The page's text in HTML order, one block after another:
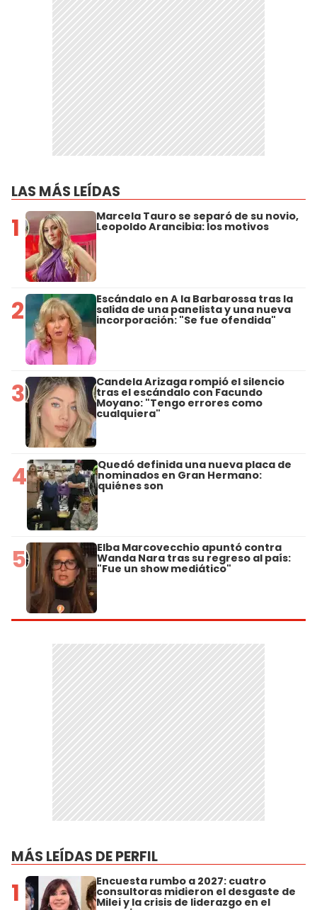
LAS MÁS LEÍDAS
1 Marcela Tauro se separó de su novio,
Leopoldo Arancibia: los motivos
2 Escándalo en A la Barbarossa tras la
salida de una panelista y una nueva
incorporación: "Se fue ofendida"
3 Candela Arizaga rompió el silencio
tras el escándalo con Facundo
Moyano: "Tengo errores como
cualquiera"
4 Quedó definida una nueva placa de
nominados en Gran Hermano:
quiénes son
5 Elba Marcovecchio apuntó contra
Wanda Nara tras su regreso al país:
"Fue un show mediático"
MÁS LEÍDAS DE PERFIL
1 Encuesta rumbo a 2027: cuatro
consultoras midieron el desgaste de
Milei y la crisis de liderazgo en el